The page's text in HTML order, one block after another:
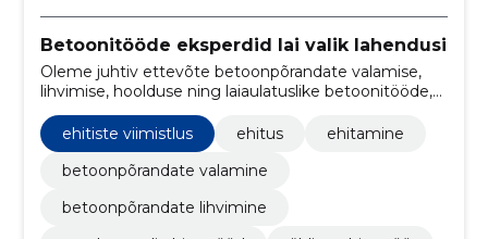
Betoonitööde eksperdid lai valik lahendusi
Oleme juhtiv ettevõte betoonpõrandate valamise,
lihvimise, hoolduse ning laiaulatuslike betoonitööde,
vundamendi ehituse ja üldehituse valdkonnas. Meie
pühendumus kvaliteedile, täpsusele ja innovatsioonile
tagab meie klientidele tipptasemel teenused.
ehitiste viimistlus ehitus
ehitamine
betoonpõrandate valamine
betoonpõrandate lihvimine